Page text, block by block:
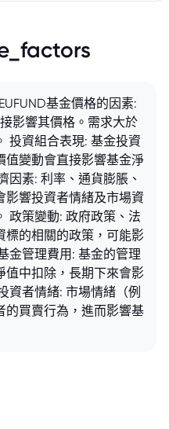
基金價格的因素:
影響其價格。需求大於
投資組合表現: 基金投資
值變動會直接影響基金淨
因素: 利率、通貨膨脹、
影響投資者情緒及市場資
政策變動: 政府政策、法
標的相關的政策，可能影
金管理費用: 基金的管理
值中扣除，長期下來會影
資者情緒: 市場情緒（例
的買賣行為，進而影響基